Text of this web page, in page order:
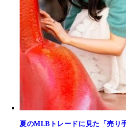
夏のMLBトレードに見た「売り